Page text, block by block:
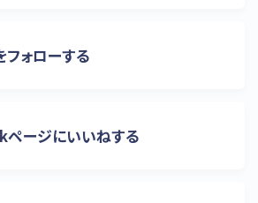
ォローする
ージにいいねする